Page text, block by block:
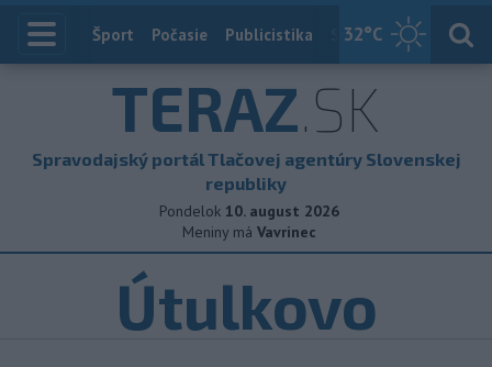
32°C
Index
Šport Počasie Publicistika Slovensko
TERAZ.SK
Spravodajský portál Tlačovej agentúry Slovenskej
republiky
Pondelok 10. august 2026
Meniny má Vavrinec
Útulkovo